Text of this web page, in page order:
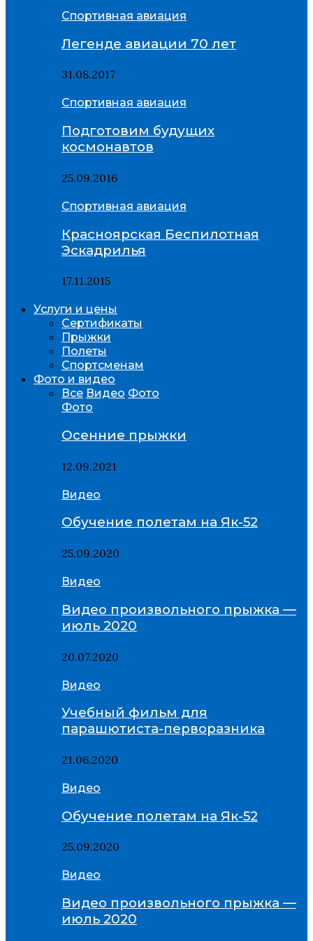
Спортивная авиация
Легенде авиации 70 лет
31.08.2017
Спортивная авиация
Подготовим будущих
космонавтов
25.09.2016
Спортивная авиация
Красноярская Беспилотная
Эскадрилья
17.11.2015
Услуги и цены
Сертификаты
Прыжки
Полеты
Спортсменам
Фото и видео
Все Видео Фото
Фото
Осенние прыжки
12.09.2021
Видео
Обучение полетам на Як-52
25.09.2020
Видео
Видео произвольного прыжка —
июль 2020
20.07.2020
Видео
Учебный фильм для
парашютиста-перворазника
21.06.2020
Видео
Обучение полетам на Як-52
25.09.2020
Видео
Видео произвольного прыжка —
июль 2020